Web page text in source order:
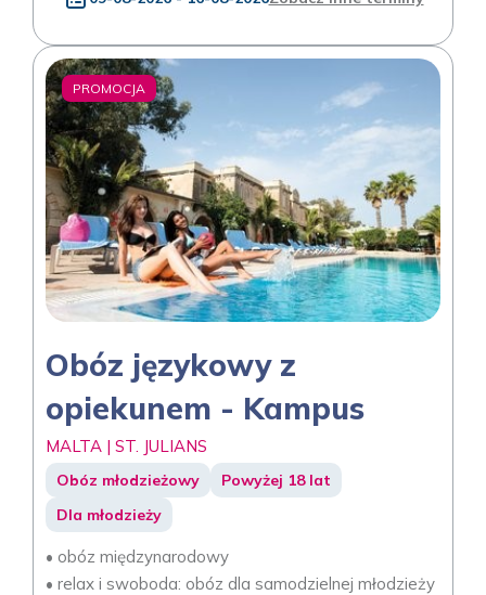
PROMOCJA
Obóz językowy z
opiekunem - Kampus
MALTA | ST. JULIANS
Obóz młodzieżowy
Powyżej 18 lat
Dla młodzieży
• obóz międzynarodowy
• relax i swoboda: obóz dla samodzielnej młodzieży